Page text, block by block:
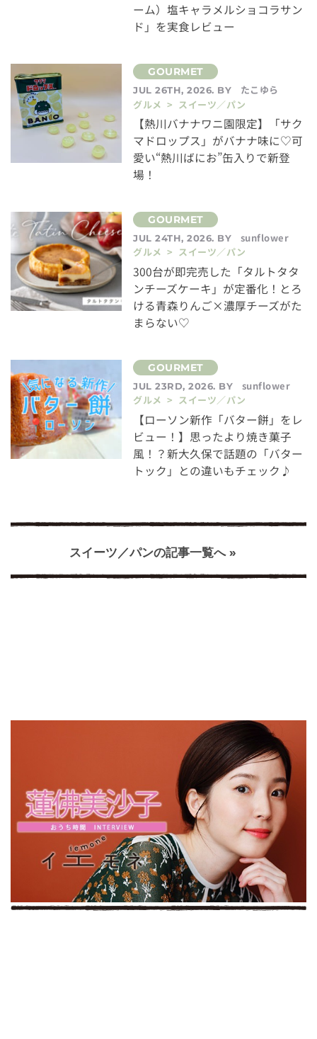
ーム）塩キャラメルショコラサン
ド」を実食レビュー
JUL 26TH, 2026. BY
たこゆら
グルメ > スイーツ／パン
【熱川バナナワニ園限定】「サク
マドロップス」がバナナ味に♡可
愛い“熱川ばにお”缶入りで新登
場！
JUL 24TH, 2026. BY
sunflower
グルメ > スイーツ／パン
300台が即完売した「タルトタタ
ンチーズケーキ」が定番化！とろ
ける青森りんご×濃厚チーズがた
まらない♡
JUL 23RD, 2026. BY
sunflower
グルメ > スイーツ／パン
【ローソン新作「バター餅」をレ
ビュー！】思ったより焼き菓子
風！？新大久保で話題の「バター
トック」との違いもチェック♪
スイーツ／パンの記事一覧へ »